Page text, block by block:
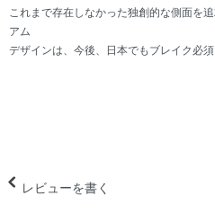
これまで存在しなかった独創的な側面を
アム
デザインは、今後、日本でもブレイク必須
レビューを書く